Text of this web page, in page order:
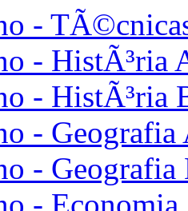
-
- HistÃ³ria
- HistÃ³ria
- Geografia
- Geografia
- Economia